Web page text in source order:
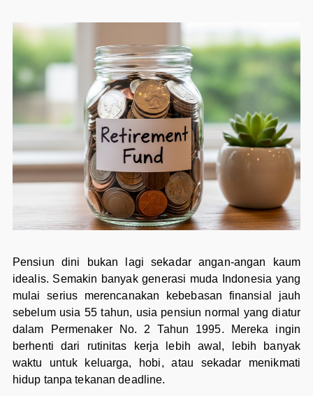
Pensiun dini bukan lagi sekadar angan-angan kaum
idealis. Semakin banyak generasi muda Indonesia yang
mulai serius merencanakan kebebasan finansial jauh
sebelum usia 55 tahun, usia pensiun normal yang diatur
dalam Permenaker No. 2 Tahun 1995. Mereka ingin
berhenti dari rutinitas kerja lebih awal, lebih banyak
waktu untuk keluarga, hobi, atau sekadar menikmati
hidup tanpa tekanan deadline.